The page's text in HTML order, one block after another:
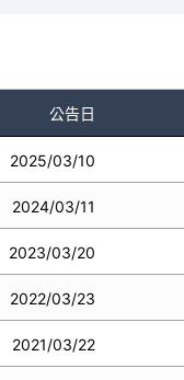
公告日
2025/03/10
2024/03/11
2023/03/20
2022/03/23
2021/03/22